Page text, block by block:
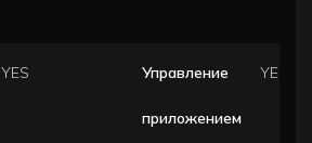
YES Управление
приложением
YES